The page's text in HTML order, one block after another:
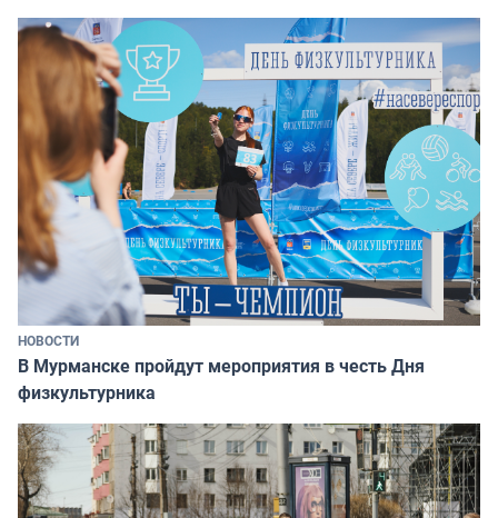
НОВОСТИ
В Мурманске пройдут мероприятия в честь Дня
физкультурника